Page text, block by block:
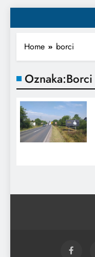
Home borci
Oznaka:Borci